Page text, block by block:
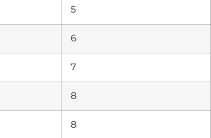
5
6
7
8
8